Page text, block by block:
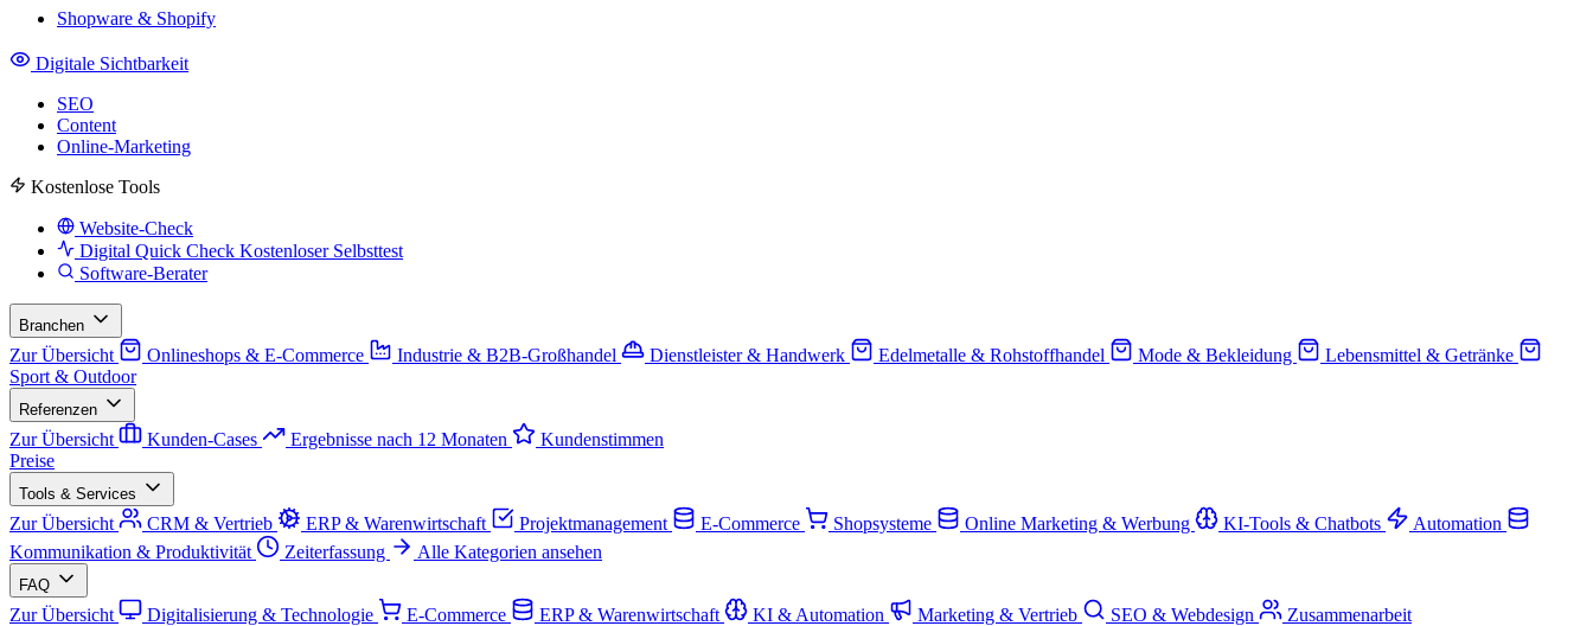
Shopware & Shopify
Digitale Sichtbarkeit
SEO
Content
Online-Marketing
Kostenlose Tools
Website-Check
Digital Quick Check Kostenloser Selbsttest
Software-Berater
Branchen
Zur Übersicht Onlineshops & E-Commerce Industrie & B2B-Großhandel Dienstleister & Handwerk Edelmetalle & Rohstoffhandel Mode & Bekleidung
Lebensmittel & Getränke
Sport & Outdoor
Referenzen
Zur Übersicht Kunden-Cases Ergebnisse nach 12 Monaten
Kundenstimmen
Preise
Tools & Services
Zur Übersicht CRM & Vertrieb ERP & Warenwirtschaft Projektmanagement E-Commerce Shopsysteme Online Marketing & Werbung KI-Tools & Chatbots
Automation
Kommunikation & Produktivität
Zeiterfassung Alle Kategorien ansehen
FAQ
Zur Übersicht Digitalisierung & Technologie E-Commerce ERP & Warenwirtschaft KI & Automation Marketing & Vertrieb SEO & Webdesign Zusammenarbeit